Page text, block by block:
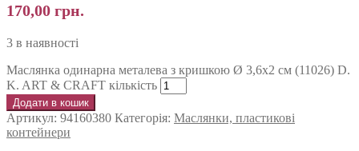
170,00 грн.
3 в наявності
Маслянка одинарна металева з кришкою Ø 3,6х2 см (11026) D.
K. ART & CRAFT кількість
Додати в кошик
Артикул: 94160380 Категорія: Маслянки, пластикові
контейнери